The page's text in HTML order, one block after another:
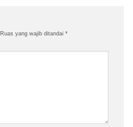
Ruas yang wajib ditandai *